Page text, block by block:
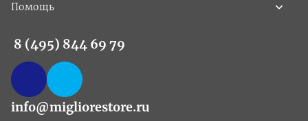
Помощь
8 (495) 844 69 79
info@migliorestore.ru